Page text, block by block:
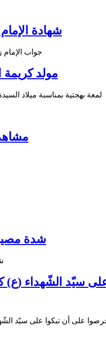
شهادة
جواب الإمام
مولد كريمة
لمعة بهجتية بمناسبة ميلاد
شدة
سيّد الشّهداء (ع)